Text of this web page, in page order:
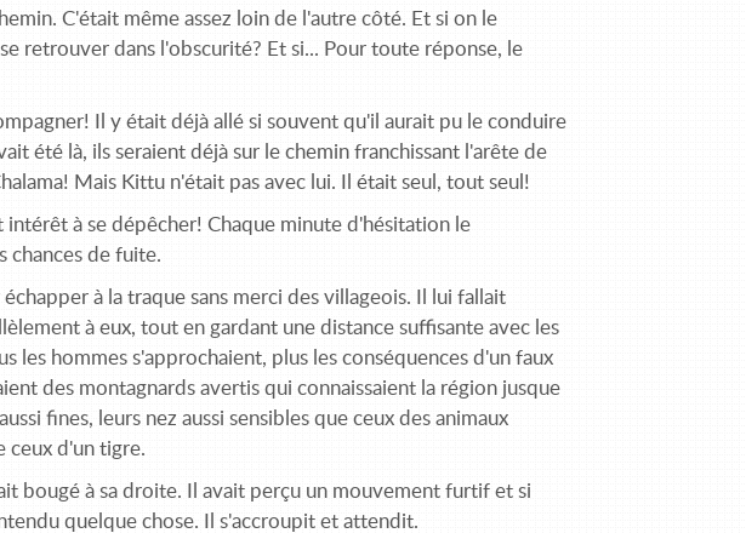
C'était même assez loin de l'autre côté. Et si on le
retrouver dans l'obscurité? Et si... Pour toute réponse, le
Il y était déjà allé si sou­vent qu'il aurait pu le conduire
été là, ils seraient déjà sur le chemin franchissant l'arête de
Mais Kittu n'était pas avec lui. Il était seul, tout seul!
à se dépêcher! Chaque minute d'hésitation le
chances de fuite.
à la traque sans merci des villageois. Il lui fallait
à eux, tout en gardant une distance suffisante avec les
les hommes s'approchaient, plus les conséquences d'un faux
des montagnards avertis qui connaissaient la région jusque
fines, leurs nez aussi sensibles que ceux des animaux
ceux d'un tigre.
bougé à sa droite. Il avait perçu un mou­vement furtif et si
quelque chose. Il s'accroupit et attendit.